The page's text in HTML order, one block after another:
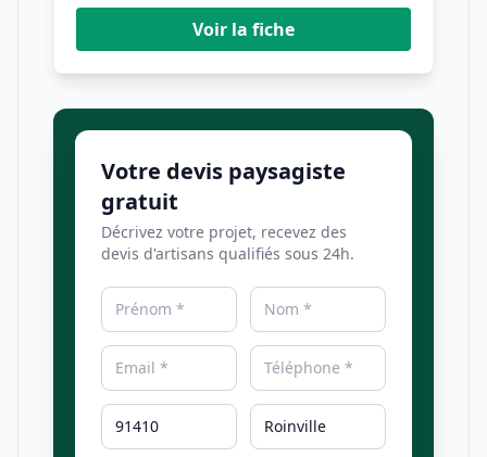
Voir la fiche
Votre devis paysagiste
gratuit
Décrivez votre projet, recevez des
devis d'artisans qualifiés sous 24h.